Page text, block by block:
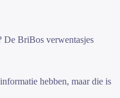
De BriBos verwentasjes
hebben, maar die is